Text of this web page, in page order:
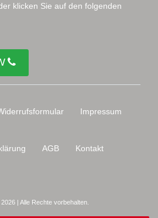
klicken Sie auf den folgenden
Impressum
AGB Kontakt
| Alle Rechte vorbehalten.